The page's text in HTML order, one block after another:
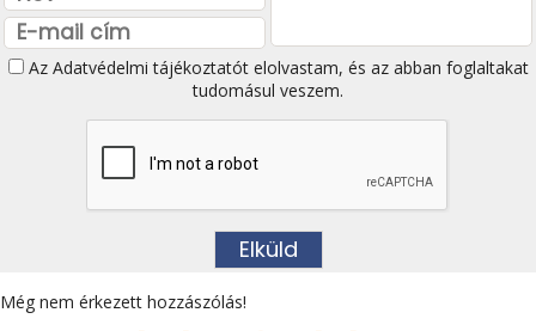
Az Adatvédelmi tájékoztatótelolvastam, és az abban foglaltakat
tudomásul veszem.
Még nem érkezett hozzászólás!